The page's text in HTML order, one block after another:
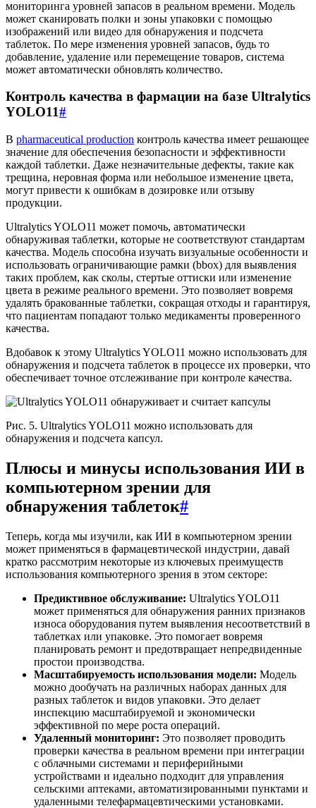
мониторинга уровней запасов в реальном времени. Модель
может сканировать полки и зоны упаковки с помощью
изображений или видео для обнаружения и подсчета
таблеток. По мере изменения уровней запасов, будь то
добавление, удаление или перемещение товаров, система
может автоматически обновлять количество.
Контроль качества в фармации на базе Ultralytics
YOLO11#
В pharmaceutical production контроль качества имеет решающее
значение для обеспечения безопасности и эффективности
каждой таблетки. Даже незначительные дефекты, такие как
трещина, неровная форма или небольшое изменение цвета,
могут привести к ошибкам в дозировке или отзыву
продукции.
Ultralytics YOLO11 может помочь, автоматически
обнаруживая таблетки, которые не соответствуют стандартам
качества. Модель способна изучать визуальные особенности и
использовать ограничивающие рамки (bbox) для выявления
таких проблем, как сколы, стертые оттиски или изменение
цвета в режиме реального времени. Это позволяет вовремя
удалять бракованные таблетки, сокращая отходы и гарантируя,
что пациентам попадают только медикаменты проверенного
качества.
Вдобавок к этому Ultralytics YOLO11 можно использовать для
обнаружения и подсчета таблеток в процессе их проверки, что
обеспечивает точное отслеживание при контроле качества.
Рис. 5. Ultralytics YOLO11 можно использовать для
обнаружения и подсчета капсул.
Плюсы и минусы использования ИИ в
компьютерном зрении для
обнаружения таблеток#
Теперь, когда мы изучили, как ИИ в компьютерном зрении
может применяться в фармацевтической индустрии, давай
кратко рассмотрим некоторые из ключевых преимуществ
использования компьютерного зрения в этом секторе:
Предиктивное обслуживание: Ultralytics YOLO11
может применяться для обнаружения ранних признаков
износа оборудования путем выявления несоответствий в
таблетках или упаковке. Это помогает вовремя
планировать ремонт и предотвращает непредвиденные
простои производства.
Масштабируемость использования модели: Модель
можно дообучать на различных наборах данных для
разных таблеток и видов упаковки. Это делает
инспекцию масштабируемой и экономически
эффективной по мере роста операций.
Удаленный мониторинг: Это позволяет проводить
проверки качества в реальном времени при интеграции
с облачными системами и периферийными
устройствами и идеально подходит для управления
сельскими аптеками, автоматизированными пунктами и
удаленными телефармацевтическими установками.